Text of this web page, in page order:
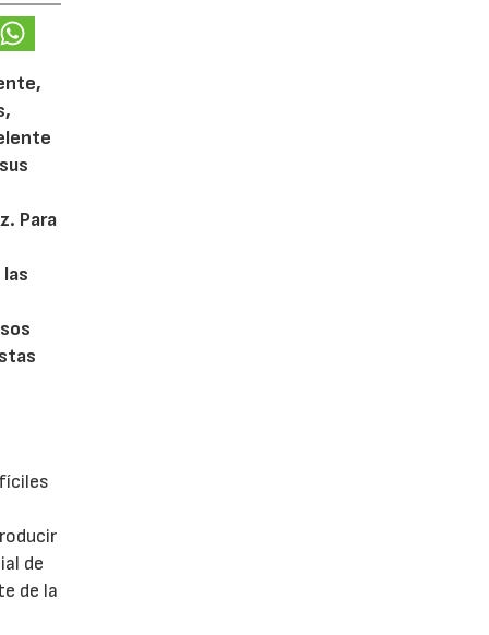
Para
de
de la